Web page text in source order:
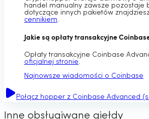
handel manualny zawsze pozostaje
dotyczące innych pakietów
cennikiem.
Jakie są opłaty transakcyjne
Opłaty transakcyjne Coinbase
oficjalnej stronie.
Najnowsze wiadomości o Coinbase
Połącz hopper z Coinbase Advanced
Inne obsługiwane giełdy